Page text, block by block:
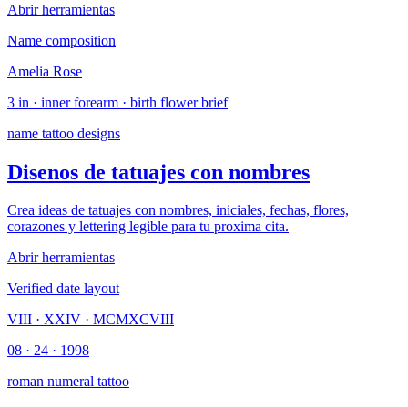
Abrir herramientas
Name composition
Amelia Rose
3 in · inner forearm · birth flower brief
name tattoo designs
Disenos de tatuajes con nombres
Crea ideas de tatuajes con nombres, iniciales, fechas, flores,
corazones y lettering legible para tu proxima cita.
Abrir herramientas
Verified date layout
VIII · XXIV · MCMXCVIII
08 · 24 · 1998
roman numeral tattoo